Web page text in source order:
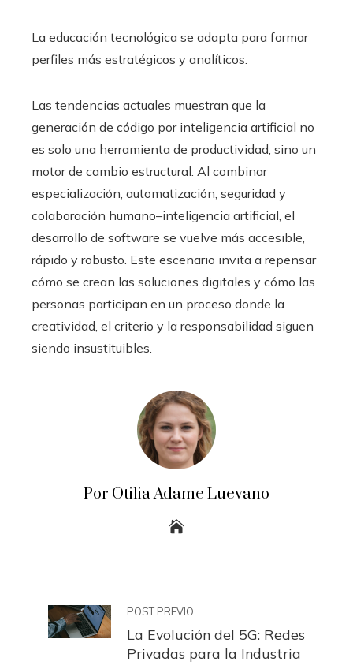
La educación tecnológica se adapta para formar
perfiles más estratégicos y analíticos.
Las tendencias actuales muestran que la
generación de código por inteligencia artificial no
es solo una herramienta de productividad, sino un
motor de cambio estructural. Al combinar
especialización, automatización, seguridad y
colaboración humano–inteligencia artificial, el
desarrollo de software se vuelve más accesible,
rápido y robusto. Este escenario invita a repensar
cómo se crean las soluciones digitales y cómo las
personas participan en un proceso donde la
creatividad, el criterio y la responsabilidad siguen
siendo insustituibles.
Por Otilia Adame Luevano
POST PREVIO
La Evolución del 5G: Redes
Privadas para la Industria